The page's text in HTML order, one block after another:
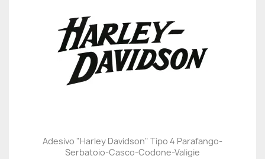
Adesivo "Harley Davidson" Tipo 4 Parafango-
Serbatoio-Casco-Codone-Valigie